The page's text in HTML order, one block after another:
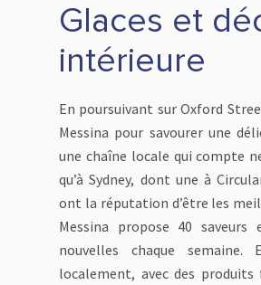
Glaces et
intérieure
En poursuivant sur Oxford
Messina pour savourer une
une chaîne locale qui compte
qu’à Sydney, dont une à
ont la réputation d’être les
Messina propose 40
nouvelles chaque
localement, avec des